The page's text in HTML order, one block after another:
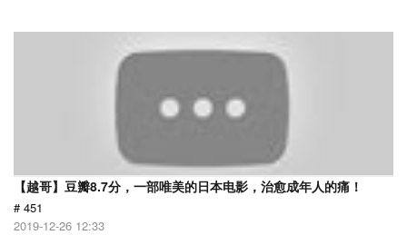
【越哥】豆瓣8.7分，一部唯美的日本电影，治愈成年人的痛！
# 451
2019-12-26 12:33